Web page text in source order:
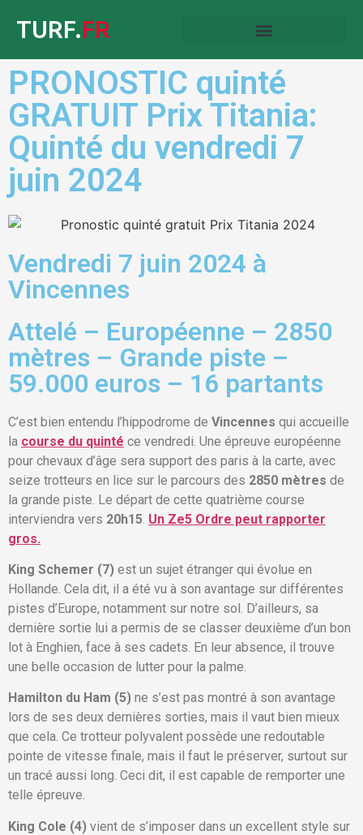
TURF.FR
PRONOSTIC quinté
GRATUIT Prix Titania:
Quinté du vendredi 7
juin 2024
Vendredi 7 juin 2024 à
Vincennes
Attelé – Européenne – 2850
mètres – Grande piste –
59.000 euros – 16 partants
C’est bien entendu l’hippodrome de Vincennes qui accueille
la course du quinté ce vendredi. Une épreuve européenne
pour chevaux d’âge sera support des paris à la carte, avec
seize trotteurs en lice sur le parcours des 2850 mètres de
la grande piste. Le départ de cette quatrième course
interviendra vers 20h15 Un Ze5 Ordre peut rapporter
gros.
King Schemer (7) est un sujet étranger qui évolue en
Hollande. Cela dit, il a été vu à son avantage sur différentes
pistes d’Europe, notamment sur notre sol. D’ailleurs, sa
dernière sortie lui a permis de se classer deuxième d’un bon
lot à Enghien, face à ses cadets. En leur absence, il trouve
une belle occasion de lutter pour la palme.
Hamilton du Ham (5) ne s’est pas montré à son avantage
lors de ses deux dernières sorties, mais il vaut bien mieux
que cela. Ce trotteur polyvalent possède une redoutable
pointe de vitesse finale, mais il faut le préserver, surtout sur
un tracé aussi long. Ceci dit, il est capable de remporter une
telle épreuve.
King Cole (4) vient de s’imposer dans un excellent style sur